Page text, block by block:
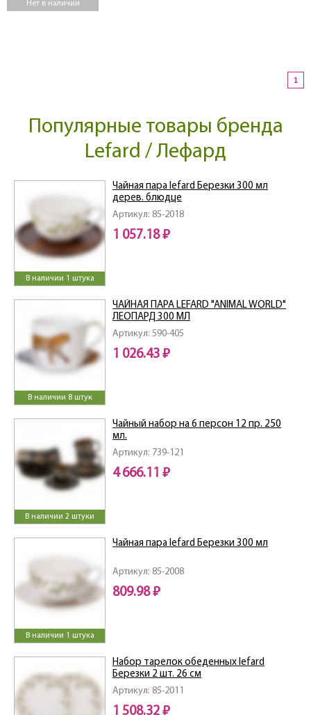
Нет в наличии
1
Популярные товары бренда
Lefard / Лефард
В наличии 1 штука
Артикул: 85-2018
Чайная пара lefard Березки 300 мл
дерев. блюдце
1 057.18 ₽
В наличии 8 штук
Артикул: 590-405
ЧАЙНАЯ ПАРА LEFARD "ANIMAL WORLD"
ЛЕОПАРД 300 МЛ
1 026.43 ₽
В наличии 2 штуки
Артикул: 739-121
Чайный набор на 6 персон 12 пр. 250
мл.
4 666.11 ₽
В наличии 1 штука
Артикул: 85-2008
Чайная пара lefard Березки 300 мл
809.98 ₽
Артикул: 85-2011
Набор тарелок обеденных lefard
Березки 2 шт. 26 см
1 508.32 ₽